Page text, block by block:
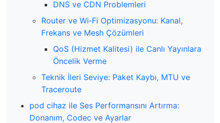
DNS ve CDN Problemleri
Router ve Wi‑Fi Optimizasyonu: Kanal,
Frekans ve Mesh Çözümleri
QoS (Hizmet Kalitesi) ile Canlı Yayınlara
Öncelik Verme
Teknik İleri Seviye: Paket Kaybı, MTU ve
Traceroute
pod cihaz ile Ses Performansını Artırma:
Donanım, Codec ve Ayarlar